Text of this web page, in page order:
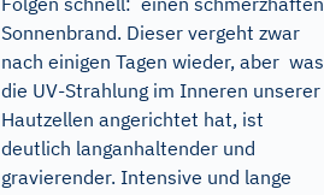
Sonnenbrand. Dieser vergeht zwar
nach einigen Tagen wieder, aber was
die UV-Strahlung im Inneren unserer
Hautzellen angerichtet hat, ist
deutlich langanhaltender und
gravierender. Intensive und lange